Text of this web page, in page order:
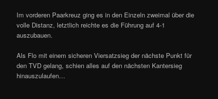
Im vorderen Paarkreuz ging es in den Einzeln zweimal über die
volle Distanz, letztlich reichte es die Führung auf 4-1
auszubauen.
Als Flo mit einem sicheren Viersatzsieg der nächste Punkt für
den TVD gelang, schien alles auf den nächsten Kantersieg
hinauszulaufen…